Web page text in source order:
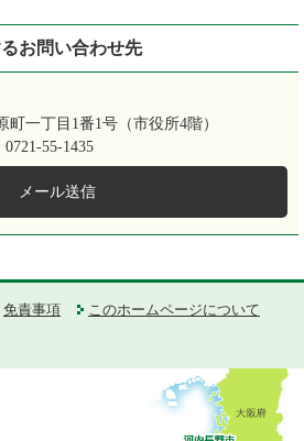
お問い合わせ先
町一丁目1番1号（市役所4階）
0721-55-1435
メール送信
免責事項
このホームページについて